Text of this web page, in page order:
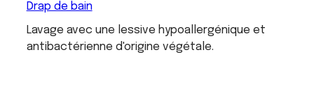
Drap de bain
Lavage avec une lessive hypoallergénique et
antibactérienne d'origine végétale.